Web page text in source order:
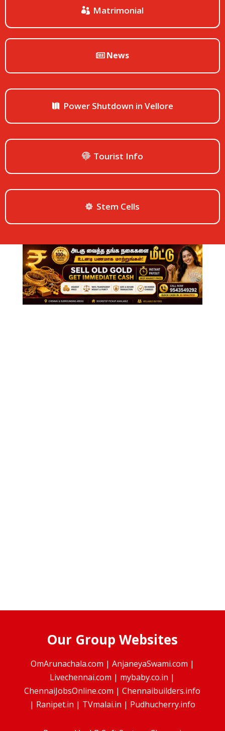
Matrimonial
News
Power Shutdown in Vellore
Tourist Info
Stem Cells
Our Group Websites
OmArunachala.com | AnjaneyaSwami.com |
Livechennai.com | mybaby.co.in |
ChennaiJobsOnline.com |Chennaibuilders.info
| Ranipet.in | TVmalai.in | Pudhucherry.info